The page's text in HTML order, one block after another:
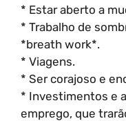
* Estar aberto a
* Trabalho de
*breath work*.
* Viagens.
* Ser corajoso e
* Investimentos e
emprego, que